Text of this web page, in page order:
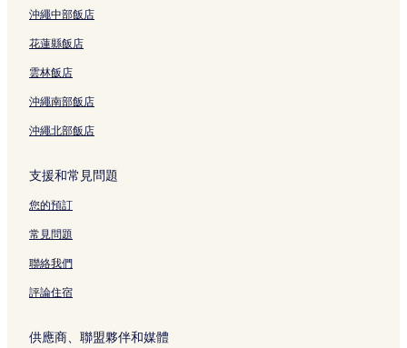
沖繩中部飯店
花蓮縣飯店
雲林飯店
沖繩南部飯店
沖繩北部飯店
支援和常見問題
您的預訂
常見問題
聯絡我們
評論住宿
供應商、聯盟夥伴和媒體